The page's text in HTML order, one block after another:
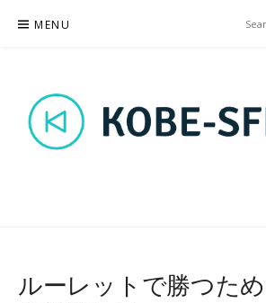
MENU
ルーレットで勝つた